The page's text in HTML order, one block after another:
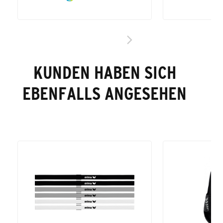
KUNDEN HABEN SICH
EBENFALLS ANGESEHEN